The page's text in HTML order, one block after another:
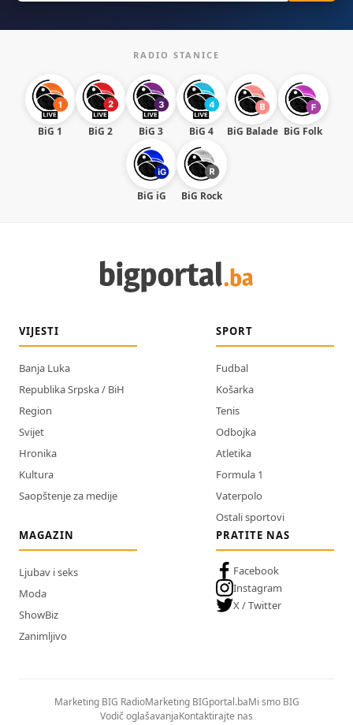
RADIO STANICE
BiG 1 BiG 2 BiG 3 BiG 4 BiG Balade BiG Folk
BiG iG BiG Rock
VIJESTI
Banja Luka
Republika Srpska / BiH
Region
Svijet
Hronika
Kultura
Saopštenje za medije
SPORT
Fudbal
Košarka
Tenis
Odbojka
Atletika
Formula 1
Vaterpolo
Ostali sportovi
MAGAZIN
Ljubav i seks
Moda
ShowBiz
Zanimljivo
PRATITE NAS
Facebook
Instagram
X / Twitter
Marketing BIG RadioMarketing BIGportal.baMi smo BIG
Vodič oglašavanjaKontaktirajte nas